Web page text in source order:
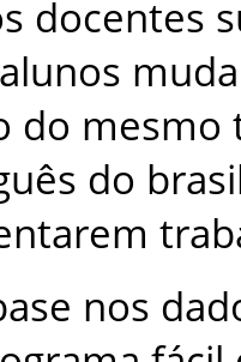
docentes
alunos
do mesmo
do
nos